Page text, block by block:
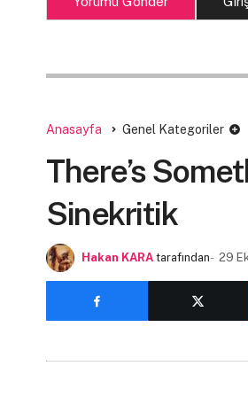
Anasayfa Genel Kategoriler
There’s
Sinekritik
Hakan KARA tarafından 29